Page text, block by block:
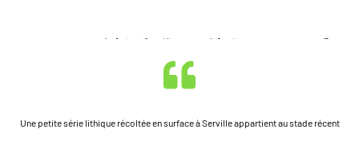
Une petite série lithique récoltée en surface à Serville appartient au stade récent